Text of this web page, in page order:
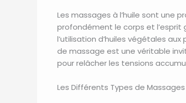
Les massages à l’huile sont une
profondément le corps et
l’utilisation d’huiles végétales
de massage est une véritable
pour relâcher les tensions
Les Différents Types de Massages